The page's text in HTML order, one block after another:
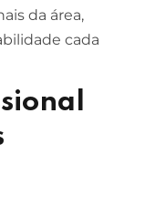
da área,
cada